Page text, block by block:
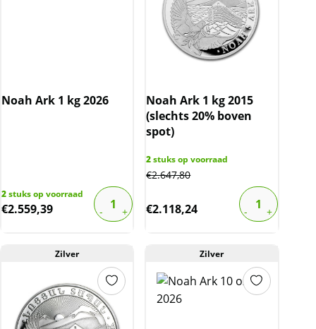
Noah Ark 1 kg 2026
2stuks op voorraad
€2.559,39
Noah Ark 1 kg 2015
(slechts 20% boven
spot)
2stuks op voorraad
€2.647,80
€2.118,24
Zilver Zilver